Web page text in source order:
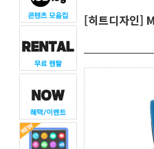
[히트디자인]